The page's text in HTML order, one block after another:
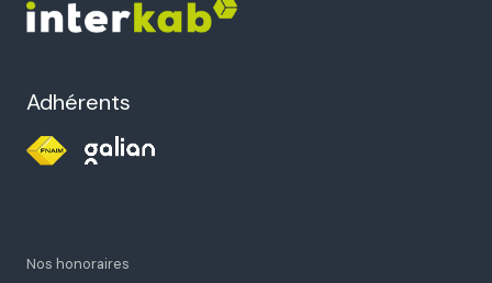
Adhérents
Nos honoraires